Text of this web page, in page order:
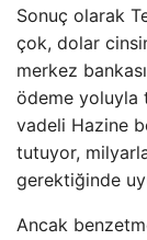
Sonuç olarak
çok, dolar
merkez
ödeme yoluyla
vadeli Hazine
tutuyor,
gerektiğinde
Ancak